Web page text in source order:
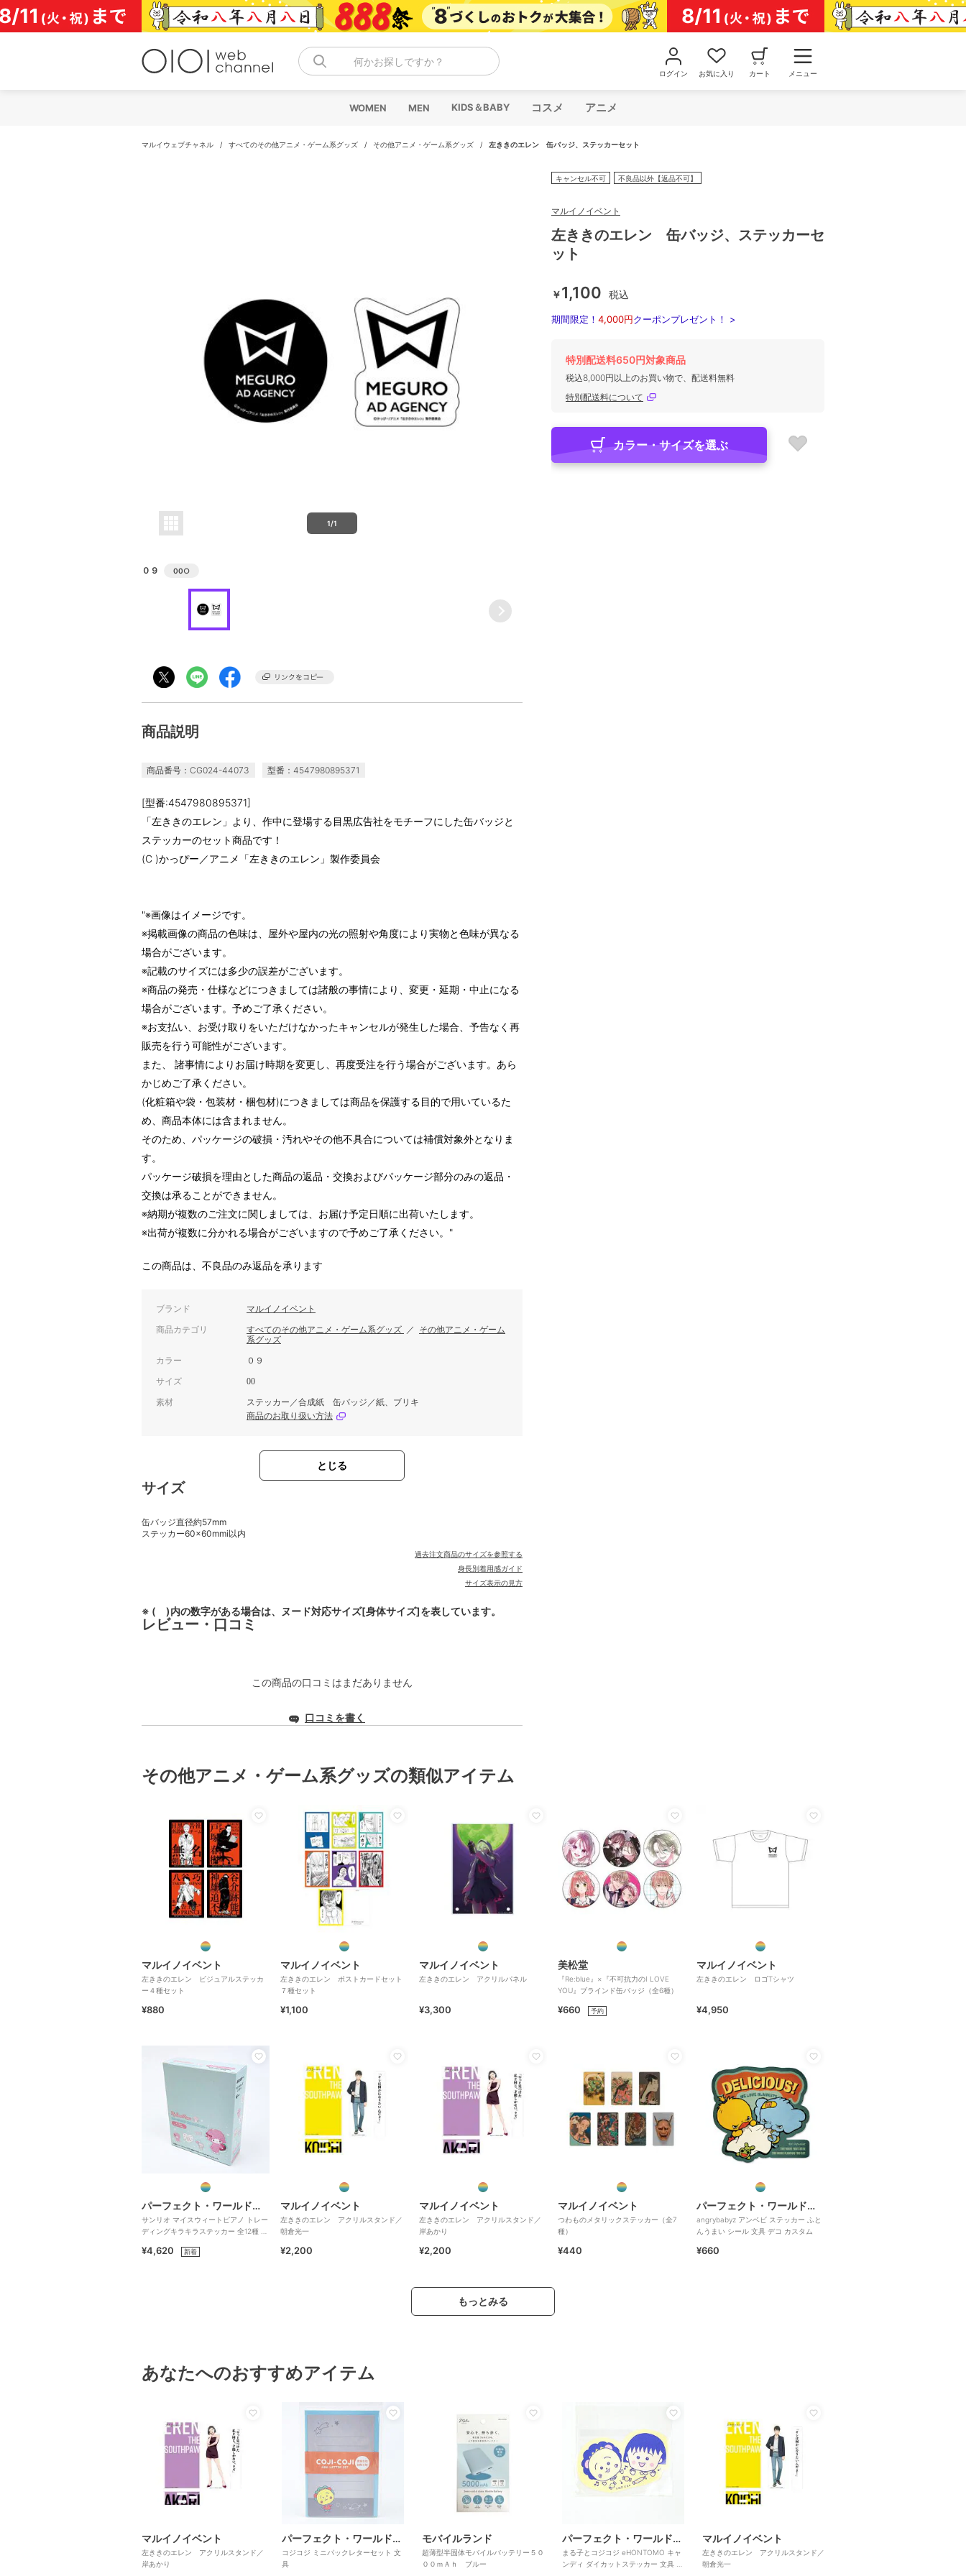
コ
ン
テ
何かお探しですか？
ログイン お気に入り カート メニュー
WOMEN MEN KIDS＆BABY コスメ アニメ
マルイウェブチャネル / すべてのその他アニメ・ゲーム系グッズ / その他アニメ・ゲーム系グッズ / 左ききのエレン 缶バッジ、ステッカーセット
1/1
０９ 00○
商品説明
商品番号：CG024-44073 型番：4547980895371
[型番:4547980895371]
「左ききのエレン」より、作中に登場する目黒広告社をモチーフにした缶バッジと
ステッカーのセット商品です！
(C )かっぴー／アニメ「左ききのエレン」製作委員会
"※画像はイメージです。
※掲載画像の商品の色味は、屋外や屋内の光の照射や角度により実物と色味が異なる
場合がございます。
※記載のサイズには多少の誤差がございます。
※商品の発売・仕様などにつきましては諸般の事情により、変更・延期・中止になる
場合がございます。予めご了承ください。
※お支払い、お受け取りをいただけなかったキャンセルが発生した場合、予告なく再
販売を行う可能性がございます。
また、 諸事情によりお届け時期を変更し、再度受注を行う場合がございます。あら
かじめご了承ください。
(化粧箱や袋・包装材・梱包材)につきましては商品を保護する目的で用いているた
め、商品本体には含まれません。
そのため、パッケージの破損・汚れやその他不具合については補償対象外となりま
す。
パッケージ破損を理由とした商品の返品・交換およびパッケージ部分のみの返品・
交換は承ることができません。
※納期が複数のご注文に関しましては、お届け予定日順に出荷いたします。
※出荷が複数に分かれる場合がございますので予めご了承ください。"
この商品は、不良品のみ返品を承ります
ブランド マルイノイベント
商品カテゴリ すべてのその他アニメ・ゲーム系グッズ ／ その他アニメ・ゲーム
系グッズ
カラー ０９
サイズ 00
素材
ステッカー／合成紙 缶バッジ／紙、ブリキ
商品のお取り扱い方法
とじる
サイズ
缶バッジ直径約57mm
ステッカー60×60mmi以内
過去注文商品のサイズを参照する
身長別着用感ガイド
サイズ表示の見方
※ ( )内の数字がある場合は、ヌード対応サイズ[身体サイズ]を表しています。
レビュー・口コミ
この商品の口コミはまだありません
口コミを書く
キャンセル不可 不良品以外【返品不可】
マルイノイベント
左ききのエレン 缶バッジ、ステッカーセ
ット
￥1,100 税込
期間限定！ 4,000円クーポンプレゼント！ >
特別配送料650円対象商品
税込8,000円以上のお買い物で、配送料無料
特別配送料について
カラー・サイズを選ぶ
その他アニメ・ゲーム系グッズの類似アイテム
マルイノイベント
左ききのエレン ビジュアルステッカ
ー４種セット
¥880
マルイノイベント
左ききのエレン ポストカードセット
７種セット
¥1,100
マルイノイベント
左ききのエレン アクリルパネル
¥3,300
美松堂
『Re:blue』×『不可抗力のI LOVE
YOU』ブラインド缶バッジ（全6種）
¥660 予約
マルイノイベント
左ききのエレン ロゴTシャツ
¥4,950
パーフェクト・ワールド・トーキョー
サンリオ マイスウィートピアノ トレー
ディングキラキラステッカー 全12種 コ
¥4,620 新着
マルイノイベント
左ききのエレン アクリルスタンド／
朝倉光一
¥2,200
マルイノイベント
左ききのエレン アクリルスタンド／
岸あかり
¥2,200
マルイノイベント
つわものメタリックステッカー（全7
種）
¥440
パーフェクト・ワールド・トーキョー
angrybabyz アンベビ ステッカー ふと
んうまい シール 文具 デコ カスタム
¥660
もっとみる
あなたへのおすすめアイテム
マルイノイベント
左ききのエレン アクリルスタンド／
岸あかり
パーフェクト・ワールド・トーキョー
コジコジ ミニパックレターセット 文
具
モバイルランド
超薄型半固体モバイルバッテリー５０
００ｍＡｈ ブルー
パーフェクト・ワールド・トーキョー
まる子とコジコジ eHONTOMO キャ
ンディ ダイカットステッカー 文具 ま
マルイノイベント
左ききのエレン アクリルスタンド／
朝倉光一